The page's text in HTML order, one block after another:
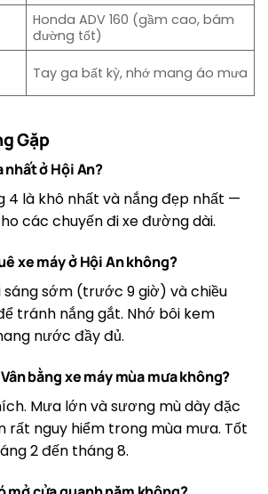
Honda ADV 160 (gầm cao, bám
đường tốt)
Tay ga bất kỳ, nhớ mang áo mưa
Gặp
nhất ở Hội An?
4 là khô nhất và nắng đẹp nhất —
các chuyến đi xe đường dài.
xe máy ở Hội An không?
sáng sớm (trước 9 giờ) và chiều
tránh nắng gắt. Nhớ bôi kem
nước đầy đủ.
bằng xe máy mùa mưa không?
Mưa lớn và sương mù dày đặc
rất nguy hiểm trong mùa mưa. Tốt
2 đến tháng 8.